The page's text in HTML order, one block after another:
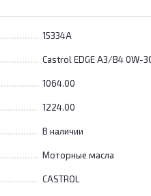
15334A
Castrol EDGE A3/B4 0W-
1064.00
1224.00
В наличии
Моторные масла
CASTROL